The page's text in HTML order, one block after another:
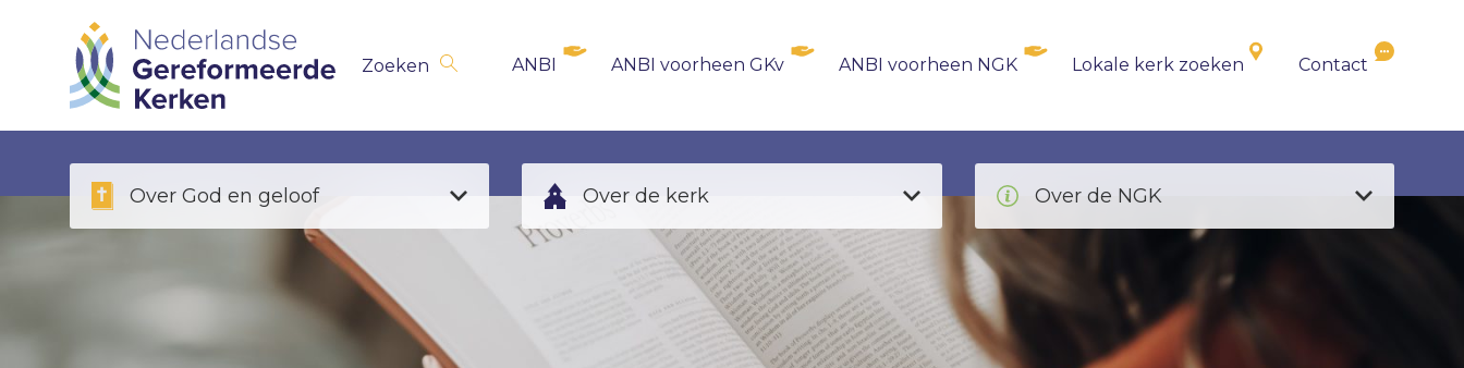
Skip
navigation
Over God en geloof Over de kerk Over de NGK
Zoeken ANBI ANBI voorheen GKv ANBI voorheen NGK Lokale kerk zoeken Contact